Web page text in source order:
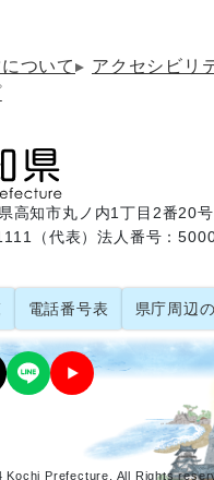
ついて
アクセシビリ
高知市丸ノ内1丁目2番20号
（代表）法人番号：
電話番号表 県庁周辺
Kochi Prefecture. All Rights